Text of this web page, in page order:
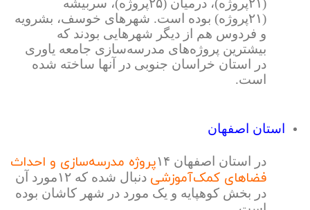
(۲۱پروژه)، درمیان (۲۵پروژه)، سربیشه
(۲۱پروژه) بوده است. شهرهای خوسف، بشرویه
و فردوس هم از دیگر شهرهایی بودند که
بیشترین پروژه‌های مدرسه‌سازی جامعه یاوری
در استان خراسان جنوبی در آنها ساخته شده
است.
استان اصفهان
در استان اصفهان ۱۴پروژه مدرسه‌سازی و احداث
فضاهای کمک‌آموزشی
دنبال شده که ۱۲مورد آن
در بخش کوهپایه و یک مورد در شهر کاشان بوده